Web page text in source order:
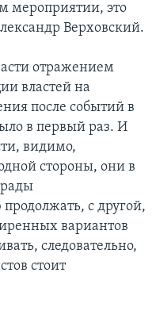
мероприятии, это
Верховский.
отражением
властей на
после событий в
в первый раз. И
видимо,
стороны, они в
с другой,
вариантов
следовательно,
стоит